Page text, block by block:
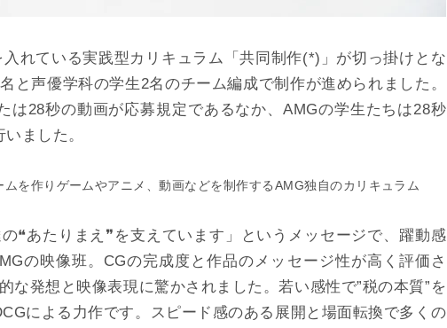
れている実践型カリキュラム「共同制作(*)」が切っ掛けとな
と声優学科の学生2名のチーム編成で制作が進められました。
は28秒の動画が応募規定であるなか、AMGの学生たちは28秒
ました。
を作りゲームやアニメ、動画などを制作するAMG独自のカリキュラム
❝あたりまえ❞を支えています」というメッセージで、躍動感
の映像班。CGの完成度と作品のメッセージ性が高く評価さ
な発想と映像表現に驚かされました。若い感性で”税の本質”を
による力作です。スピード感のある展開と場面転換で多くの